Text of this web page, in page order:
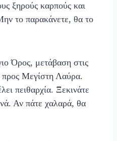
ξηρούς καρπούς και
το παρακάνετε, θα το
Όρος, μετάβαση στις
προς Μεγίστη Λαύρα.
πειθαρχία. Ξεκινάτε
Αν πάτε χαλαρά, θα